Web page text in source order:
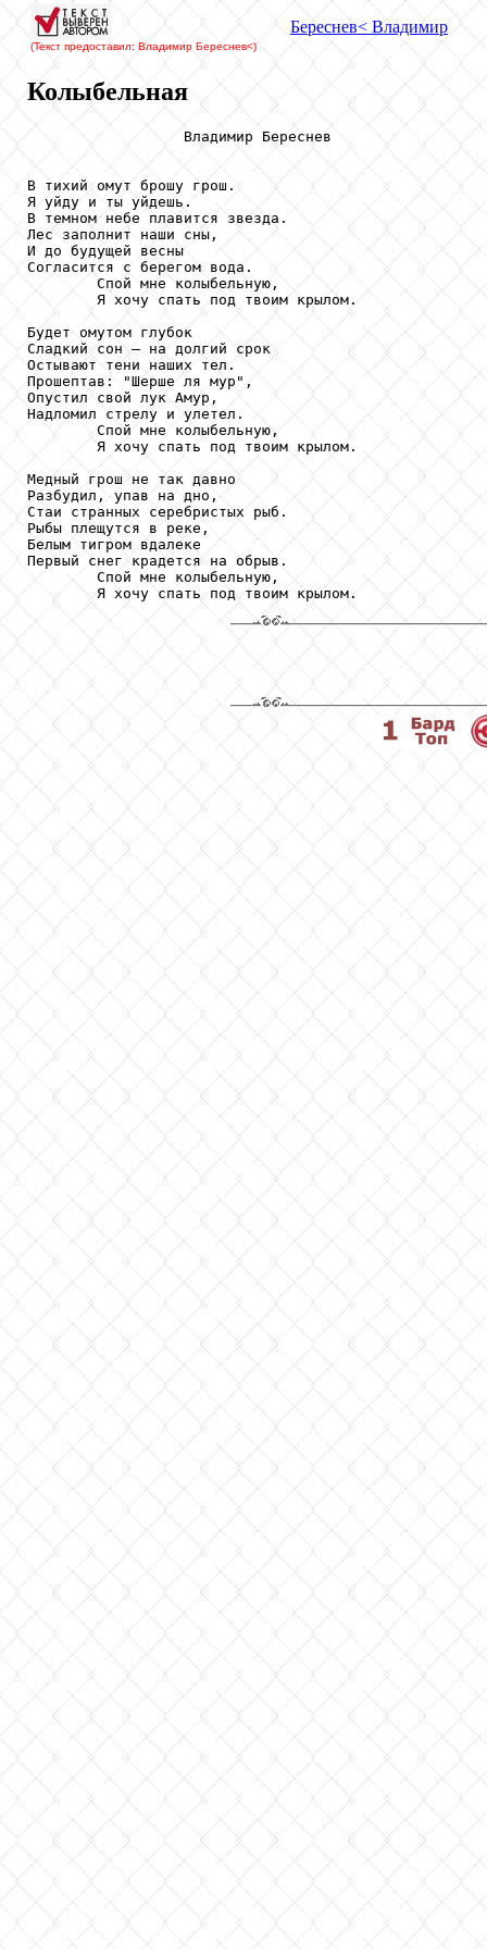
(Текст предоставил: Владимир Береснев<)
Береснев< Владимир
Колыбельная
                  Владимир Береснев
В тихий омут брошу грош.
Я уйду и ты уйдешь.
В темном небе плавится звезда.
Лес заполнит наши сны,
И до будущей весны
Согласится с берегом вода.
        Спой мне колыбельную,
        Я хочу спать под твоим крылом.
Будет омутом глубок
Сладкий сон – на долгий срок
Остывают тени наших тел.
Прошептав: "Шерше ля мур",
Опустил свой лук Амур,
Надломил стрелу и улетел.
        Спой мне колыбельную,
        Я хочу спать под твоим крылом.
Медный грош не так давно
Разбудил, упав на дно,
Стаи странных серебристых рыб.
Рыбы плещутся в реке,
Белым тигром вдалеке
Первый снег крадется на обрыв.
        Спой мне колыбельную,
        Я хочу спать под твоим крылом.